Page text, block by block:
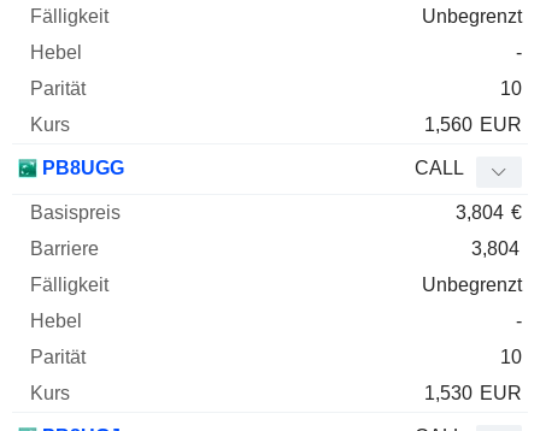
Unbegrenzt
-
10
1,560 EUR
PB8UGG CALL
3,804 €
3,804
Unbegrenzt
-
10
1,530 EUR